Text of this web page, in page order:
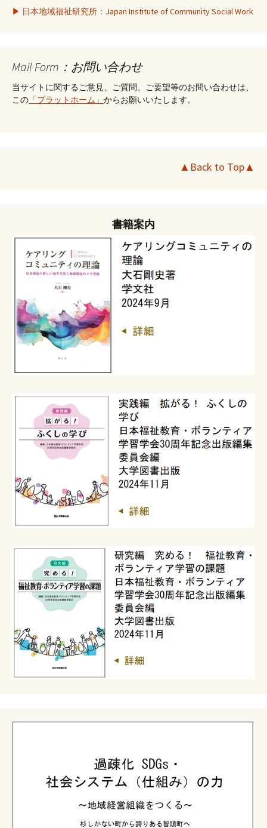
▶ 日本地域福祉研究所：Japan Institute of Community Social Work
Mail Form：お問い合わせ
当サイトに関するご意見、ご質問、ご要望等のお問い合わせは、
この 「プラットホーム」 からお願いいたします。
▲Back to Top▲
書籍案内